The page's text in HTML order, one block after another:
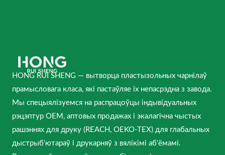
HONG RUI SHENG — вытворца пластызольных чарнілаў
прамысловага класа, які пастаўляе іх непасрэдна з завода.
Мы спецыялізуемся на распрацоўцы індывідуальных
рэцэптур OEM, аптовых продажах і экалагічна чыстых
рашэннях для друку (REACH, OEKO-TEX) для глабальных
дыстрыб'ютараў і друкарняў з вялікімі аб'ёмамі.